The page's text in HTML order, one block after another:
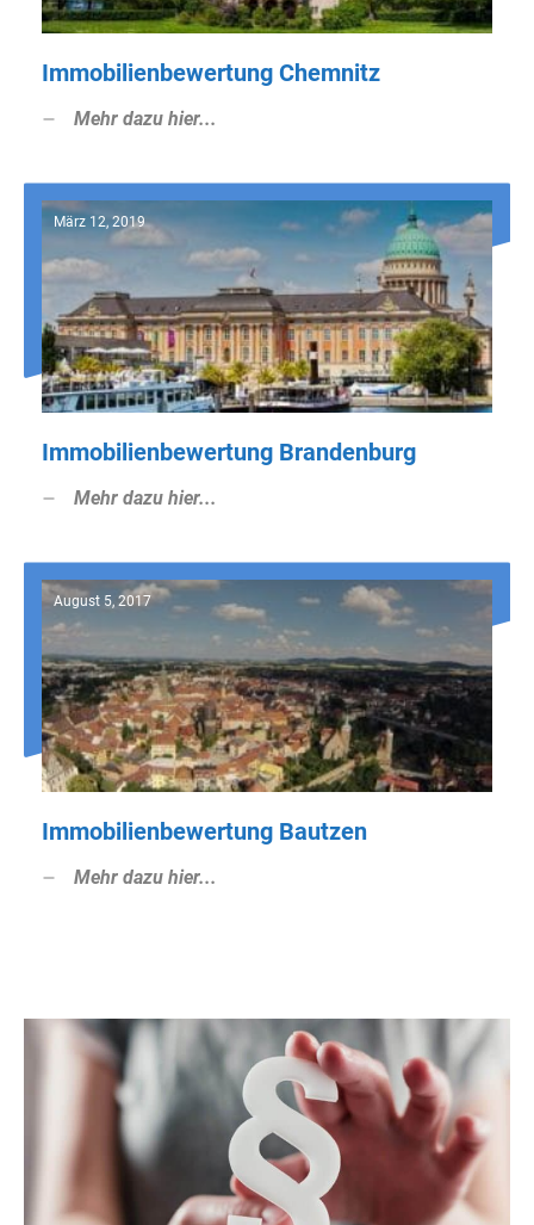
Immobilienbewertung Chemnitz
Mehr dazu hier...
März 12, 2019
Immobilienbewertung Brandenburg
Mehr dazu hier...
August 5, 2017
Immobilienbewertung Bautzen
Mehr dazu hier...